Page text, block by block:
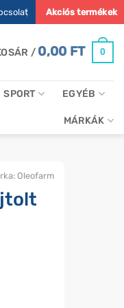
Akciós termékek
/ 0,00 FT 0
SPORT EGYÉB
MÁRKÁK
Oleofarm